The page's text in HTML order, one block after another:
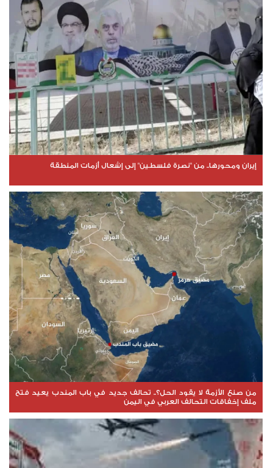
إيران ومحورها.. من "نصرة فلسطين" إلى إشعال أزمات المنطقة
من صنع الأزمة لا يقود الحل؟.. تحالف جديد في باب المندب يعيد فتح
ملف إخفاقات التحالف العربي في اليمن